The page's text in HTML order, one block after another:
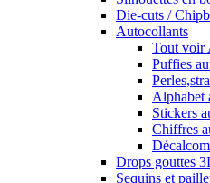
Die-cuts /
Autocollants
Tout voir
Puffies
Alphabet
Stickers
Chiffres
Drops gouttes
Sequins et